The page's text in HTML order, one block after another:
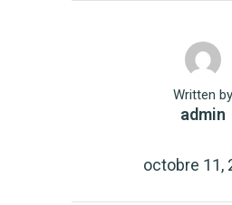
Written by
admin
octobre 11,